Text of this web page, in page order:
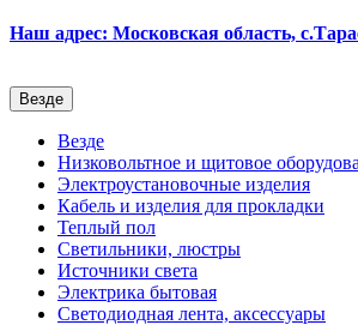
Наш адрес: Московская область,
Везде
Везде
Низковольтное и щитовое
Электроустановочные изделия
Кабель и изделия для прокладки
Теплый пол
Светильники, люстры
Источники света
Электрика бытовая
Светодиодная лента, аксессуары